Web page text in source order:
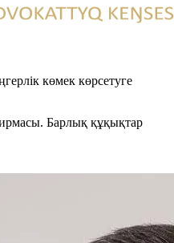
көмек көрсетуге
Барлық құқықтар